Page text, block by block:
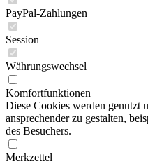
PayPal-Zahlungen
Session
Währungswechsel
Komfortfunktionen
Diese Cookies werden genutzt
ansprechender zu gestalten,
des Besuchers.
Merkzettel